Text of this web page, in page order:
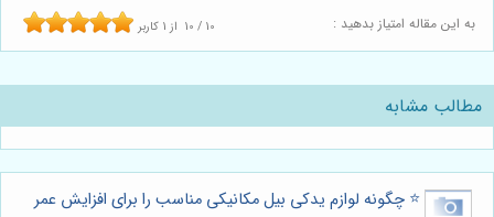
به این مقاله امتیاز بدهید : 10 / 10 از 1 کاربر
مطالب مشابه
⭐️ چگونه لوازم یدکی بیل مکانیکی مناسب را برای افزایش عمر